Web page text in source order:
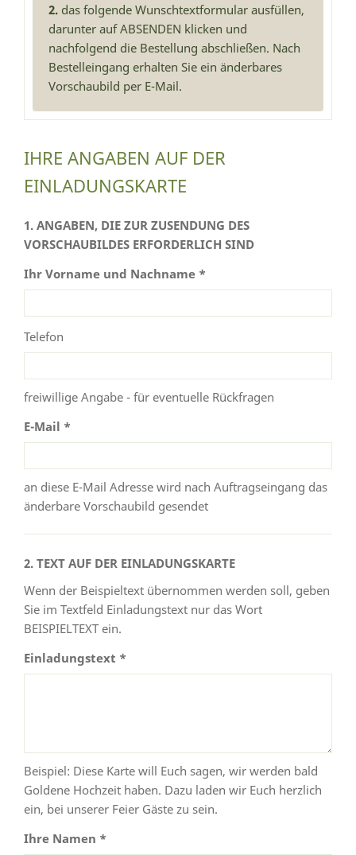
2. das folgende Wunschtextformular ausfüllen,
darunter auf ABSENDEN klicken und
nachfolgend die Bestellung abschließen. Nach
Bestelleingang erhalten Sie ein änderbares
Vorschaubild per E-Mail.
IHRE ANGABEN AUF DER
EINLADUNGSKARTE
1. ANGABEN, DIE ZUR ZUSENDUNG DES
VORSCHAUBILDES ERFORDERLICH SIND
Ihr Vorname und Nachname *
Telefon
freiwillige Angabe - für eventuelle Rückfragen
E-Mail *
an diese E-Mail Adresse wird nach Auftragseingang das
änderbare Vorschaubild gesendet
2. TEXT AUF DER EINLADUNGSKARTE
Wenn der Beispieltext übernommen werden soll, geben
Sie im Textfeld Einladungstext nur das Wort
BEISPIELTEXT ein.
Einladungstext *
Beispiel: Diese Karte will Euch sagen, wir werden bald
Goldene Hochzeit haben. Dazu laden wir Euch herzlich
ein, bei unserer Feier Gäste zu sein.
Ihre Namen *